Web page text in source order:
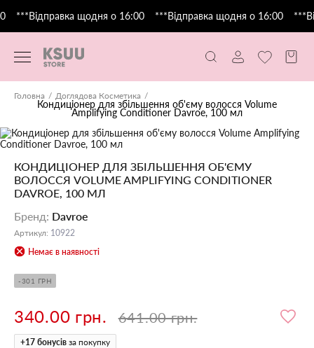
***Відправка щодня о 16:00 ***Відправка щодня о 16:00
Головна Доглядова Косметика
Кондиціонер для збільшення об'єму волосся Volume
Amplifying Conditioner Davroe, 100 мл
КОНДИЦІОНЕР ДЛЯ ЗБІЛЬШЕННЯ ОБ'ЄМУ
ВОЛОССЯ VOLUME AMPLIFYING CONDITIONER
DAVROE, 100 МЛ
Бренд: Davroe
Артикул: 10922
Немає в наявності
-301 ГРН
340.00 грн. 641.00 грн.
+17 бонусів за покупку